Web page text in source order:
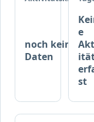
noch keine
Daten
e
st